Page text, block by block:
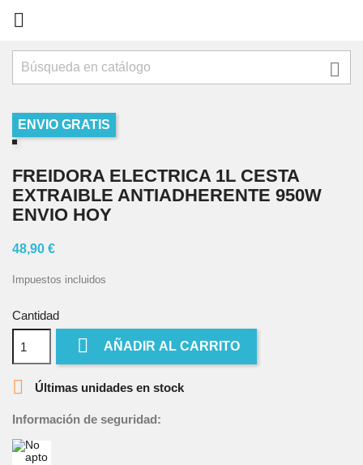


ENVIO GRATIS
FREIDORA ELECTRICA 1L CESTA
EXTRAIBLE ANTIADHERENTE 950W
ENVIO HOY
48,90 €
Impuestos incluidos
Cantidad
 AÑADIR AL CARRITO
 Últimas unidades en stock
Información de seguridad: